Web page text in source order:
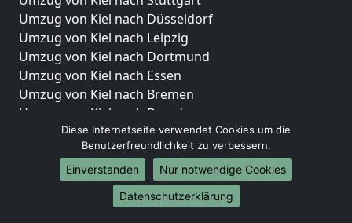
Umzug von Kiel nach Düsseldorf
Umzug von Kiel nach Leipzig
Umzug von Kiel nach Dortmund
Umzug von Kiel nach Essen
Umzug von Kiel nach Bremen
Umzug von Kiel nach Dresden
Umzug von Kiel nach Hannover
Umzug von Kiel nach Nürnberg
Umzug von Kiel nach Duisburg
Umzug von Kiel nach Bochum
Umzug von Kiel nach Wuppertal
Diese Internetseite verwendet Cookies um die
Benutzerfreundlichkeit zu verbessern.
Einverstanden
Nur notwendige Cookies
Datenschutzerklärung